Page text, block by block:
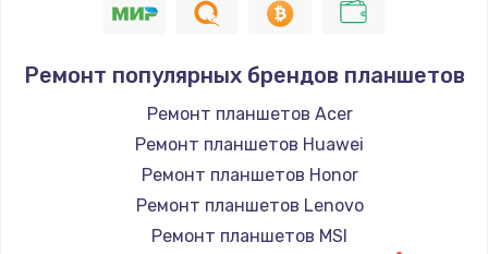
Замена системы охлаждения
Заказать
Ремонт подсветки
от 1200 руб.
Заказать
Ремонт популярных брендов планшетов
Ремонт планшетов Acer
Ремонт планшетов Huawei
Ремонт планшетов Honor
Ремонт планшетов Lenovo
Ремонт планшетов MSI